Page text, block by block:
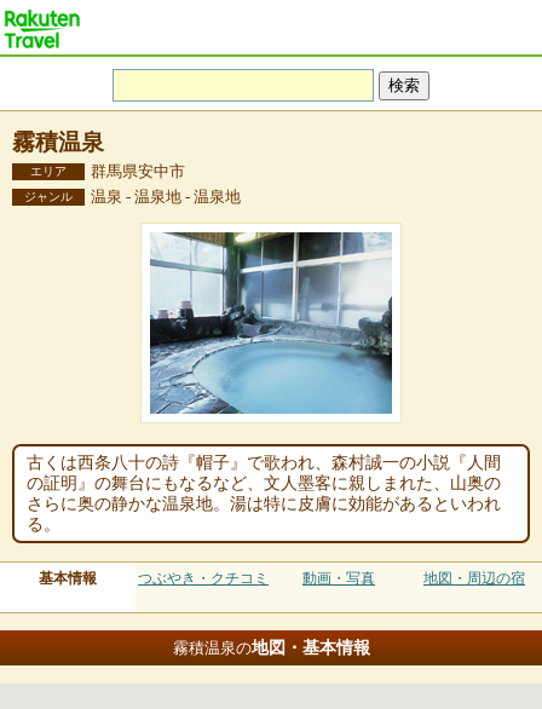
霧積温泉
エリア 群馬県安中市
ジャンル 温泉 - 温泉地 - 温泉地
古くは西条八十の詩『帽子』で歌われ、森村誠一の小説『人間
の証明』の舞台にもなるなど、文人墨客に親しまれた、山奥の
さらに奥の静かな温泉地。湯は特に皮膚に効能があるといわれ
る。
基本情報 つぶやき・クチコミ 動画・写真 地図・周辺の宿
霧積温泉の地図・基本情報